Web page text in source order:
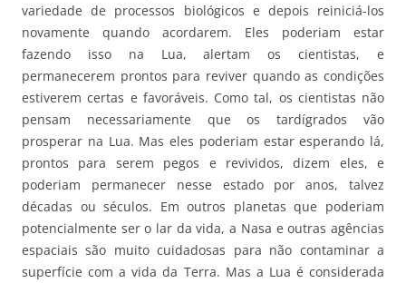
variedade de processos biológicos e depois reiniciá-los
novamente quando acordarem. Eles poderiam estar
fazendo isso na Lua, alertam os cientistas, e
permanecerem prontos para reviver quando as condições
estiverem certas e favoráveis. Como tal, os cientistas não
pensam necessariamente que os tardígrados vão
prosperar na Lua. Mas eles poderiam estar esperando lá,
prontos para serem pegos e revividos, dizem eles, e
poderiam permanecer nesse estado por anos, talvez
décadas ou séculos. Em outros planetas que poderiam
potencialmente ser o lar da vida, a Nasa e outras agências
espaciais são muito cuidadosas para não contaminar a
superfície com a vida da Terra. Mas a Lua é considerada